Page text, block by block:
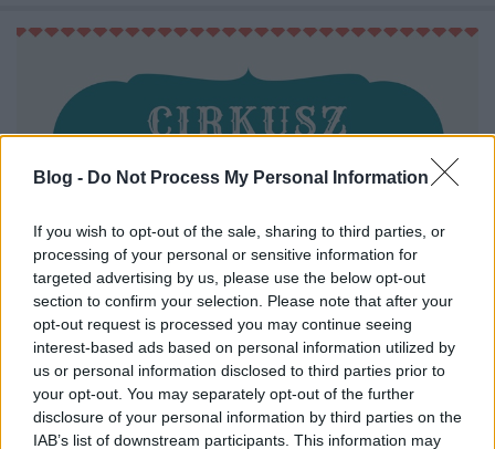
Blog - Do Not Process My Personal Information
If you wish to opt-out of the sale, sharing to third parties, or
processing of your personal or sensitive information for
targeted advertising by us, please use the below opt-out
section to confirm your selection. Please note that after your
opt-out request is processed you may continue seeing
interest-based ads based on personal information utilized by
us or personal information disclosed to third parties prior to
your opt-out. You may separately opt-out of the further
disclosure of your personal information by third parties on the
IAB’s list of downstream participants. This information may
Cirkusz Book Tag
KönyvParfé•2017. december 05.